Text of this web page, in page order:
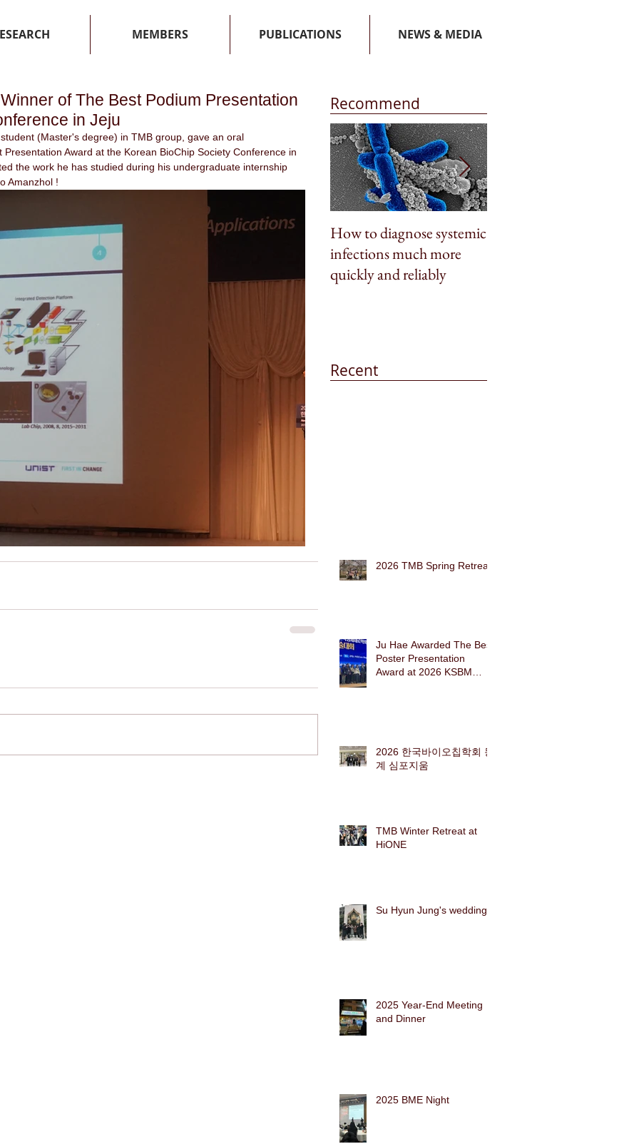
MEMBERS PUBLICATIONS NEWS & MEDIA
of The Best Podium Presentation
in Jeju
(Master's degree) in TMB group, gave an oral
Award at the Korean BioChip Society Conference in
the work he has studied during his undergraduate internship
Amanzhol !
Recommend
How to diagnose systemic
infections much more
quickly and reliably
Recent
2026 TMB Spring Retreat
Ju Hae Awarded The Best
Poster Presentation
Award at 2026 KSBM
2026 한국바이오칩학회 동
계 심포지움
TMB Winter Retreat at
HiONE
Su Hyun Jung's wedding
2025 Year-End Meeting
and Dinner
2025 BME Night